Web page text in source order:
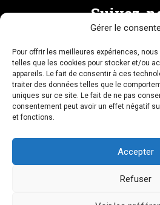
Gérer le
Pour offrir les meilleures expériences,
telles que les cookies pour stocker et/ou
appareils. Le fait de consentir à ces
traiter des données telles que le
uniques sur ce site. Le fait de ne pas
consentement peut avoir un effet négatif
et fonctions.
Accepter
Refuser
Suivez-
Recevez la
MENTIONS LÉGALES